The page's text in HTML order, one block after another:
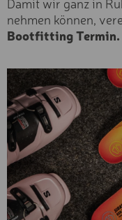
Zubehör &
Kurse &
nehmen können,
Bootfitting Termin.